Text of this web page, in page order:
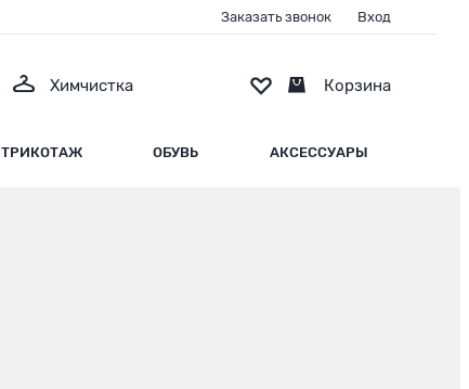
ТРИКОТАЖ ОБУВЬ АКСЕССУАРЫ
Химчистка
Заказать звонок Вход
Корзина